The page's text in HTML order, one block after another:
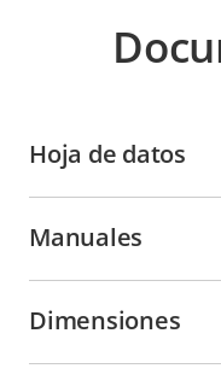
Hoja de datos
Manuales
Dimensiones